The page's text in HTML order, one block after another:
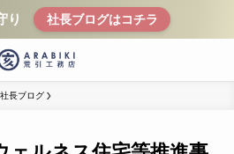
り 社長ブログはコチラ
長ブログ